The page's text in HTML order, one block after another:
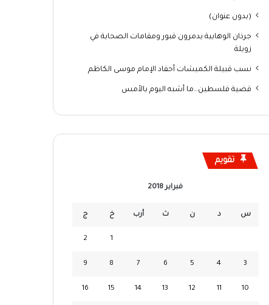
(بدون عنوان)
جرذان الوهابية يدمرون قبور ومقامات الصحابة في
زويلة
نسب قبيلة الكميشات أحفاد الإمام موسى الكاظم
قضية فلسطين…ما أشبه اليوم بالأمس
تقويم
فبراير 2018
س د ن ث أرب خ ج
1
2
3
4
5
6
7
8
9
10
11
12
13
14
15
16